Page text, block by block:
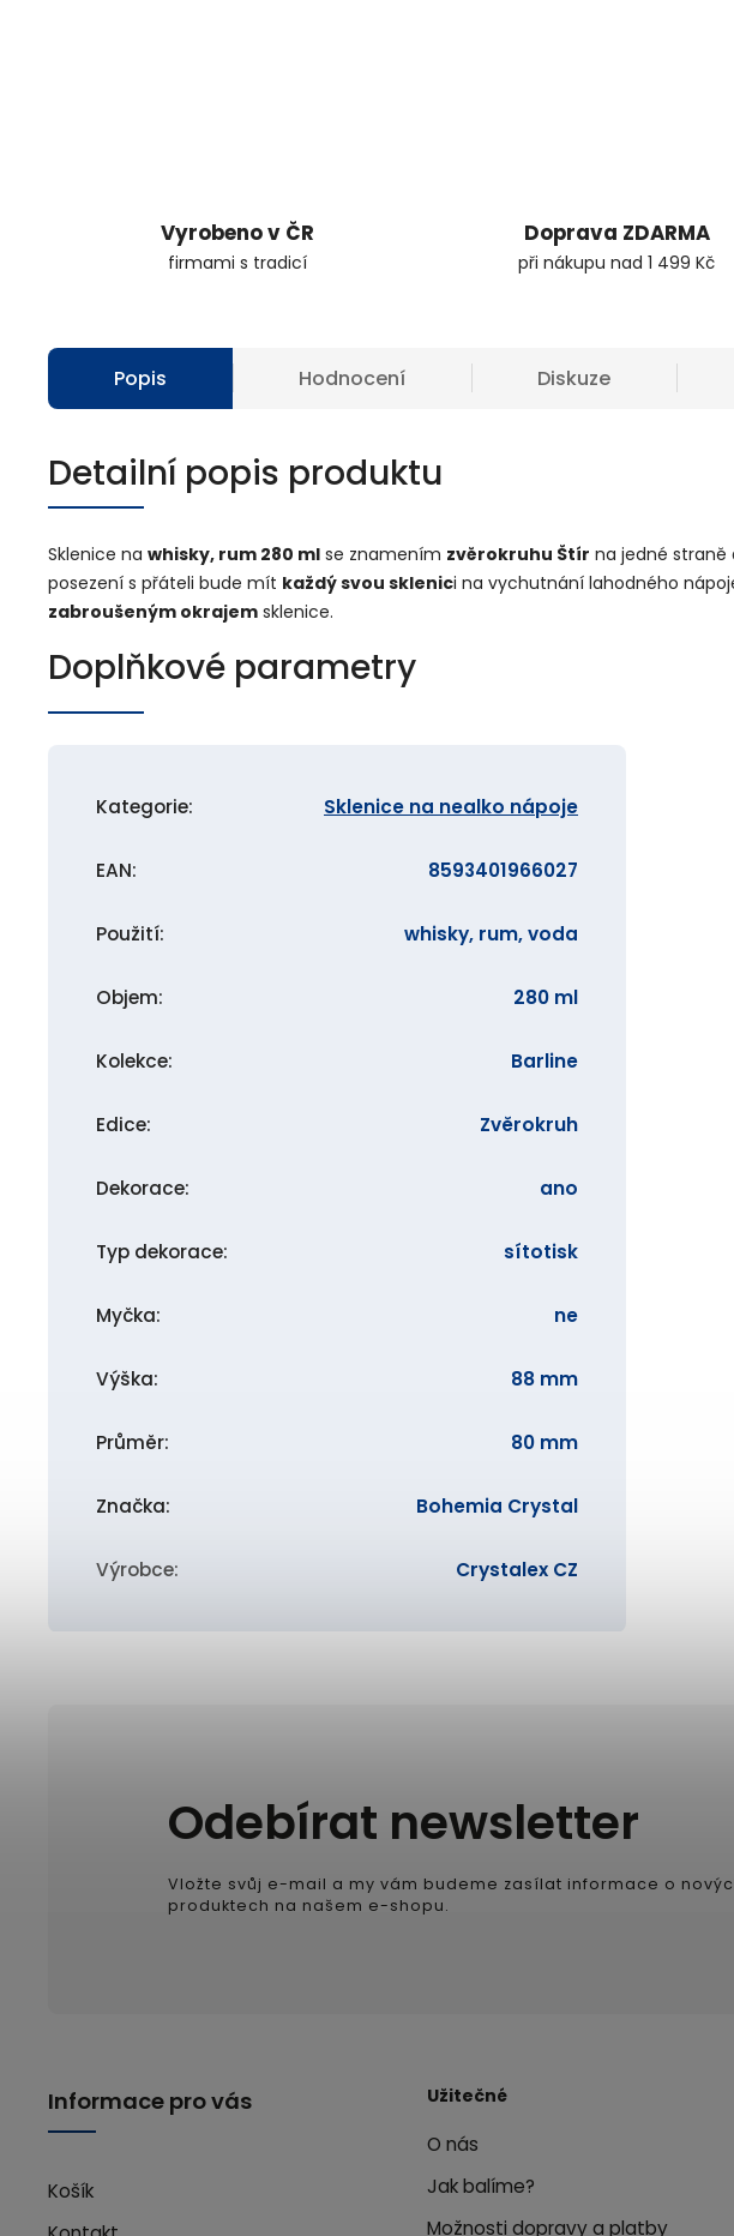
Vyrobeno v ČR
firmami s tradicí
Doprava ZDARMA
při nákupu nad 1 499 Kč
Popis Hodnocení Diskuze
Detailní popis produktu
Sklenice na whisky, rum 280 ml se znamením zvěrokruhu Štír na jedné straně
posezení s přáteli bude mít každý svou sklenici na vychutnání lahodného
zabroušeným okrajem sklenice.
Doplňkové parametry
Kategorie: Sklenice na nealko nápoje
EAN: 8593401966027
Použití: whisky, rum, voda
Objem: 280 ml
Kolekce: Barline
Edice: Zvěrokruh
Dekorace: ano
Typ dekorace: sítotisk
Myčka: ne
Výška: 88 mm
Průměr: 80 mm
Značka: Bohemia Crystal
Výrobce: Crystalex CZ
Odebírat newsletter
Vložte svůj e-mail a my vám budeme zasílat informace o
produktech na našem e-shopu.
Informace pro vás
Košík
Užitečné
O nás
Jak balíme?
Možnosti dopravy a platby